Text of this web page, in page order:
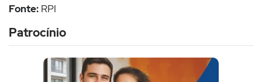
Fonte: RPI
Patrocínio